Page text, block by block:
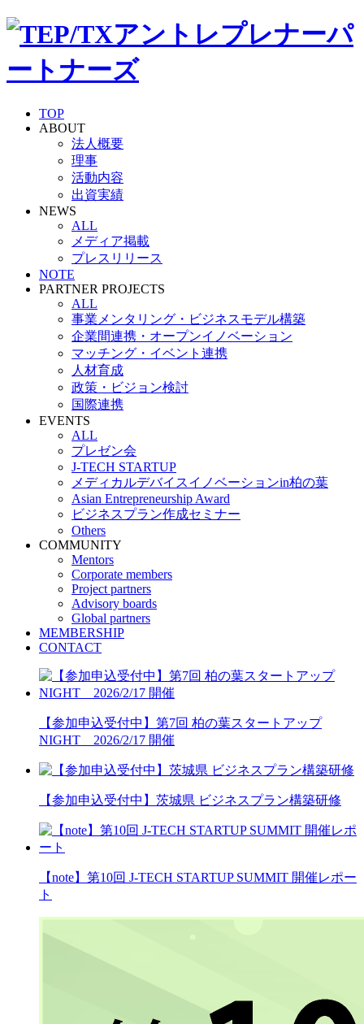
TOP
ABOUT
法人概要
理事
活動内容
出資実績
NEWS
ALL
メディア掲載
プレスリリース
NOTE
PARTNER PROJECTS
ALL
事業メンタリング・ビジネスモデル構築
企業間連携・オープンイノベーション
マッチング・イベント連携
人材育成
政策・ビジョン検討
国際連携
EVENTS
ALL
プレゼン会
J-TECH STARTUP
メディカルデバイスイノベーションin柏の葉
Asian Entrepreneurship Award
ビジネスプラン作成セミナー
Others
COMMUNITY
Mentors
Corporate members
Project partners
Advisory boards
Global partners
MEMBERSHIP
CONTACT
【参加申込受付中】第7回 柏の葉スタートアップ
NIGHT 2026/2/17 開催
【参加申込受付中】茨城県 ビジネスプラン構築研修
【note】第10回 J-TECH STARTUP SUMMIT 開催レポー
ト